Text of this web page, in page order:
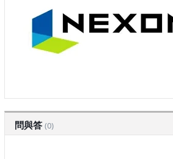
問與答 (0)